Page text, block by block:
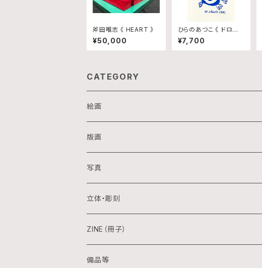
斧田唯志 《 HEART 》
¥50,000
ひらのあつこ 《 ドロー
イング/No.13 》
¥7,700
CATEGORY
絵画
油画
アクリル画
日本画
水彩画
クレパス画
版画
銅版画
木版画
シルクスクリーン
リトグラフ
写真
立体・彫刻
陶芸
金属
ZINE（冊子）
備品等